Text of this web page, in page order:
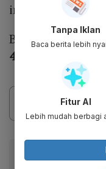
ini dikabarkan
Baca Juga:
4, Yuda dan
Berita
Tanpa Iklan
Baca berita lebih
Fitur AI
Lebih mudah berbagi